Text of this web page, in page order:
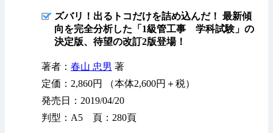
ズバリ！出るトコだけを詰め込んだ！ 最新傾
向を完全分析した「1級管工事 学科試験」の
決定版、待望の改訂2版登場！
著者： 春山 忠男 著
定価：2,860円 （本体2,600円＋税）
発売日：2019/04/20
判型：A5 頁：280頁